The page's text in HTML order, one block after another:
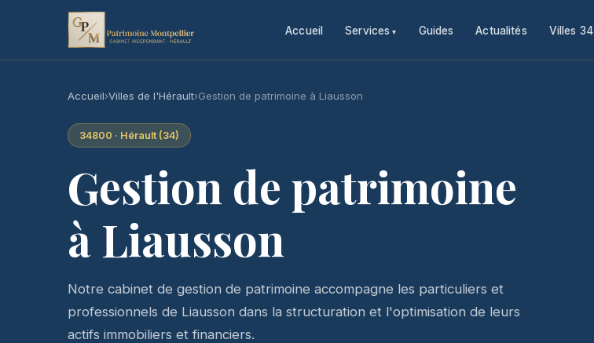
Accueil Services Guides Actualités Villes 34
Accueil›Villes de l'Hérault›Gestion de patrimoine à Liausson
34800 · Hérault (34)
Gestion de patrimoine
à Liausson
Notre cabinet de gestion de patrimoine accompagne les particuliers et
professionnels de Liausson dans la structuration et l'optimisation de leurs
actifs immobiliers et financiers.